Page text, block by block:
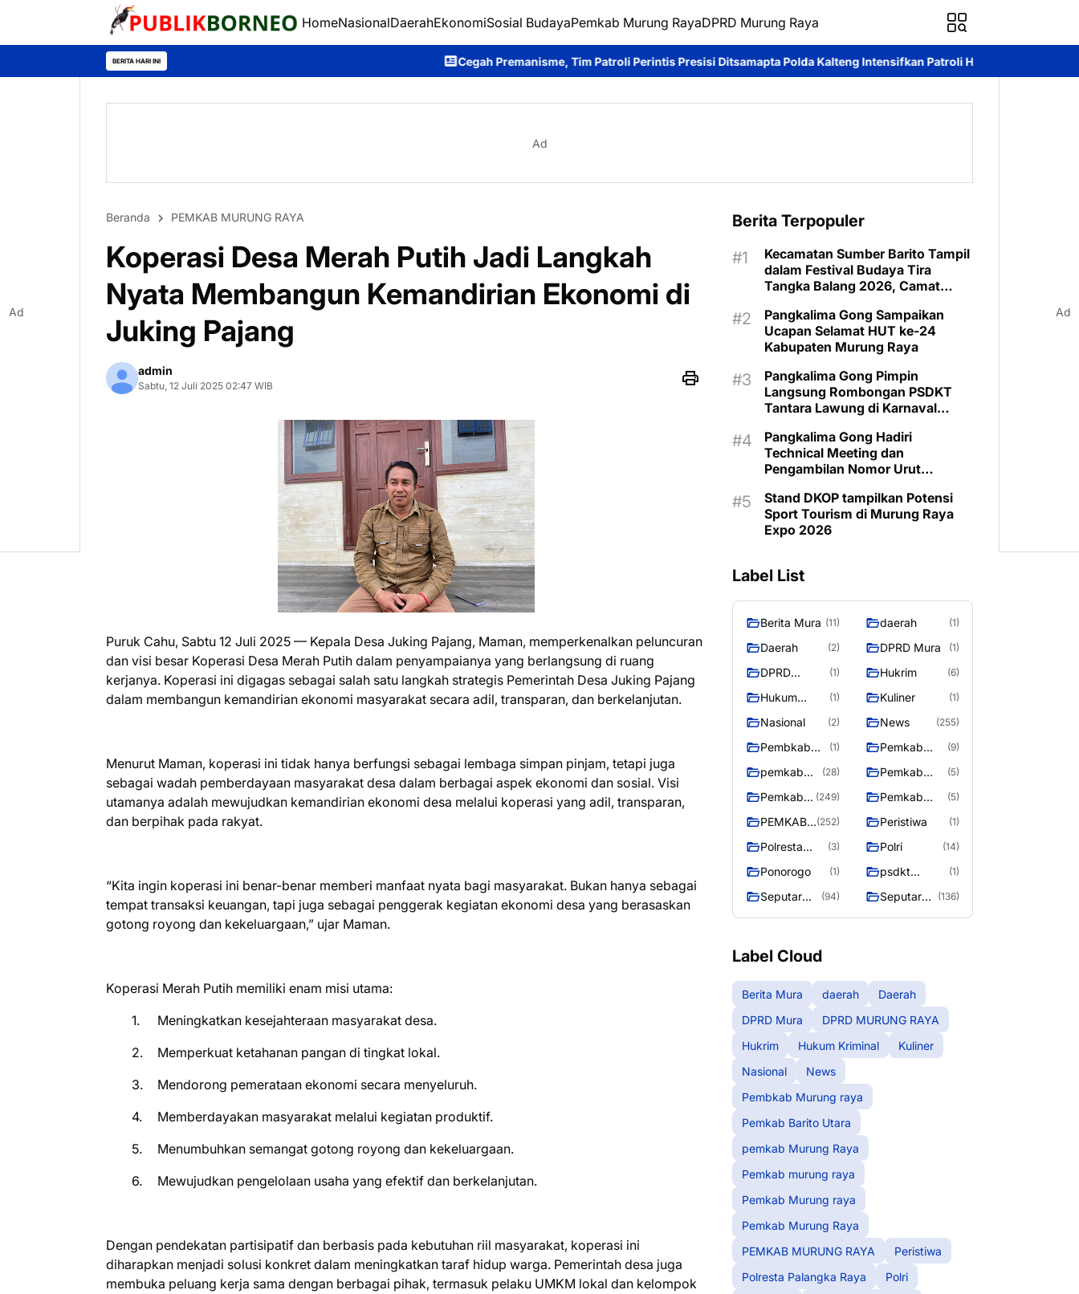
HomeNasionalDaerahEkonomiSosial BudayaPemkab Murung RayaDPRD Murung Raya
BERITA HARI INI Cegah Premanisme, Tim Patroli Perintis Presisi Ditsamapta Polda Kalteng Intensifkan Patroli Harkamtibmas Stand DKOP tampilkan
Ad
Beranda PEMKAB MURUNG RAYA
Koperasi Desa Merah Putih Jadi Langkah
Nyata Membangun Kemandirian Ekonomi di
Juking Pajang
admin
Sabtu, 12 Juli 2025 02:47 WIB
Puruk Cahu, Sabtu 12 Juli 2025 — Kepala Desa Juking Pajang, Maman, memperkenalkan peluncuran
dan visi besar Koperasi Desa Merah Putih dalam penyampaianya yang berlangsung di ruang
kerjanya. Koperasi ini digagas sebagai salah satu langkah strategis Pemerintah Desa Juking Pajang
dalam membangun kemandirian ekonomi masyarakat secara adil, transparan, dan berkelanjutan.
Menurut Maman, koperasi ini tidak hanya berfungsi sebagai lembaga simpan pinjam, tetapi juga
sebagai wadah pemberdayaan masyarakat desa dalam berbagai aspek ekonomi dan sosial. Visi
utamanya adalah mewujudkan kemandirian ekonomi desa melalui koperasi yang adil, transparan,
dan berpihak pada rakyat.
“Kita ingin koperasi ini benar-benar memberi manfaat nyata bagi masyarakat. Bukan hanya sebagai
tempat transaksi keuangan, tapi juga sebagai penggerak kegiatan ekonomi desa yang berasaskan
gotong royong dan kekeluargaan,” ujar Maman.
Koperasi Merah Putih memiliki enam misi utama:
1.
Meningkatkan kesejahteraan masyarakat desa.
2.
Memperkuat ketahanan pangan di tingkat lokal.
3.
Mendorong pemerataan ekonomi secara menyeluruh.
4.
Memberdayakan masyarakat melalui kegiatan produktif.
5.
Menumbuhkan semangat gotong royong dan kekeluargaan.
6.
Mewujudkan pengelolaan usaha yang efektif dan berkelanjutan.
Dengan pendekatan partisipatif dan berbasis pada kebutuhan riil masyarakat, koperasi ini
diharapkan menjadi solusi konkret dalam meningkatkan taraf hidup warga. Pemerintah desa juga
membuka peluang kerja sama dengan berbagai pihak, termasuk pelaku UMKM lokal dan kelompok
Berita Terpopuler
Kecamatan Sumber Barito Tampil
dalam Festival Budaya Tira
Tangka Balang 2026, Camat
Pangkalima Gong Sampaikan
Ucapan Selamat HUT ke-24
Kabupaten Murung Raya
Pangkalima Gong Pimpin
Langsung Rombongan PSDKT
Tantara Lawung di Karnaval
Pangkalima Gong Hadiri
Technical Meeting dan
Pengambilan Nomor Urut
Balang 2026
Stand DKOP tampilkan Potensi
Sport Tourism di Murung Raya
Expo 2026
Label List
Berita Mura (11) daerah (1)
Daerah (2) DPRD Mura (1)
DPRD
RAYA
(1) Hukrim (6)
Hukum
(1) Kuliner (1)
Nasional (2) News (255)
Pembkab
Murung raya
(1)
Pemkab
(9)
pemkab
Raya
(28)
Pemkab
(5)
Pemkab
raya
(249)
Pemkab
Raya
(5)
PEMKAB
RAYA
(252) Peristiwa (1)
Polresta
Raya
(3) Polri (14)
Ponorogo (1)
psdkt
murung raya
(1)
Seputar
Raya
(94)
Seputar
(136)
Label Cloud
Berita Mura daerah
Daerah
DPRD Mura
DPRD MURUNG RAYA
Hukrim
Hukum Kriminal
Kuliner
Nasional
News
Pembkab Murung raya
Pemkab Barito Utara
pemkab Murung Raya
Pemkab murung raya
Pemkab Murung raya
Pemkab Murung Raya
PEMKAB MURUNG RAYA
Peristiwa
Polresta Palangka Raya
Polri
Ad Ad